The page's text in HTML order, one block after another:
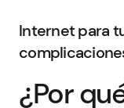
Internet para
¿Por